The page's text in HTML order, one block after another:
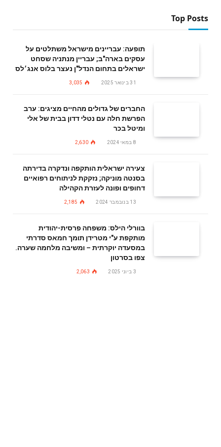
Top Posts
תופעה: עבריינים מישראל משתלטים על
עסקים בארה"ב; עבריין מנתניה שסחט
ישראלים בתחום הנדל"ן נעצר בלוס אנג׳לס
31 בינואר 2025 3,035
החברים של גדולים מהחיים מציגים: ערב
הפרשת חלה עם נטלי דדון בבית של אלי
ומיטל בכר
8 במאי 2024 2,630
צעירה ישראלית הותקפה ונדקרה בדירתה
בסנטה מוניקה; נזקקת לניתוחים רפואיים
דחופים ופונה לעזרת הקהילה
13 בנובמבר 2024 2,185
בוורלי הילס: משפחה פרסית-יהודית
מותקפת ע"י מטרידן תומך חמאס סדרתי
במסעדה יוקרתית – ומשיבה מלחמה שערה.
צפו בסרטון
3 ביוני 2025 2,063